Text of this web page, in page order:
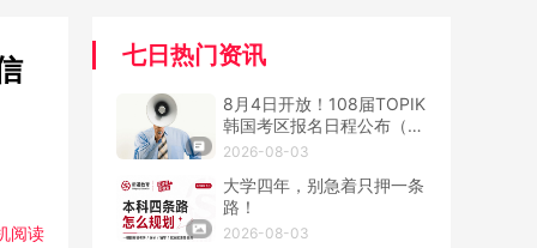
阅读
七日热门资讯
8月4日开放！108届TOPIK
韩国考区报名日程公布（附
抢位攻略）
2026-08-03
大学四年，别急着只押一条
路！
2026-08-03